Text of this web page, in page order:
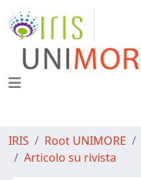
IRIS Root UNIMORE
Articolo su rivista